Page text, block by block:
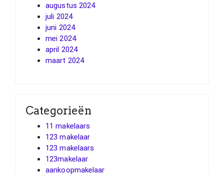
augustus 2024
juli 2024
juni 2024
mei 2024
april 2024
maart 2024
Categorieën
11 makelaars
123 makelaar
123 makelaars
123makelaar
aankoopmakelaar